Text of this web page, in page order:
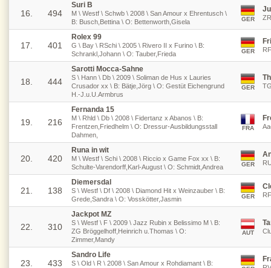
16. 494
Suri B
M \ Westf \ Schwb \ 2008 \ San Amour x Ehrentusch \
B: Busch,Bettina \ O: Bettenworth,Gisela
GER
17. 401
Rolex 99
G \ Bay \ RSchi \ 2005 \ Rivero II x Furino \ B:
Schrankl,Johann \ O: Tauber,Frieda
GER
18. 444
Sarotti Mocca-Sahne
S \ Hann \ Db \ 2009 \ Soliman de Hus x Lauries
Crusador xx \ B: Bätje,Jörg \ O: Gestüt Eichengrund
H.-J.u.U.Armbrus
GER
19. 216
Fernanda 15
M \ Rhld \ Db \ 2008 \ Fidertanz x Abanos \ B:
Frentzen,Friedhelm \ O: Dressur-Ausbildungsstall
Dahmen,
FRA
20. 420
Runa in wit
M \ Westf \ Schi \ 2008 \ Riccio x Game Fox xx \ B:
Schulte-Varendorff,Karl-August \ O: Schmidt,Andrea
GER
21. 138
Diemersdal
S \ Westf \ Df \ 2008 \ Diamond Hit x Weinzauber \ B:
Grede,Sandra \ O: Vosskötter,Jasmin
GER
22. 310
Jackpot MZ
S \ Westf \ F \ 2009 \ Jazz Rubin x Belissimo M \ B:
ZG Bröggelhoff,Heinrich u.Thomas \ O:
Zimmer,Mandy
AUT
23. 433
Sandro Life
S \ Old \ R \ 2008 \ San Amour x Rohdiamant \ B: